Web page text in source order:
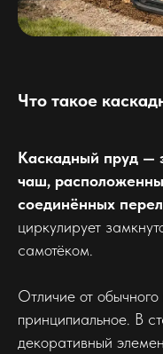
Что такое
Каскадный пруд —
чаш,
соединённых
циркулирует
самотёком.
Отличие от
принципиальное. В
декоративный